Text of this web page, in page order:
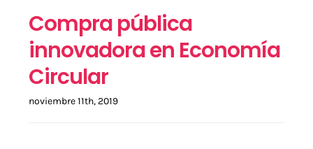
Compra pública
innovadora en Economía
Circular
noviembre 11th, 2019